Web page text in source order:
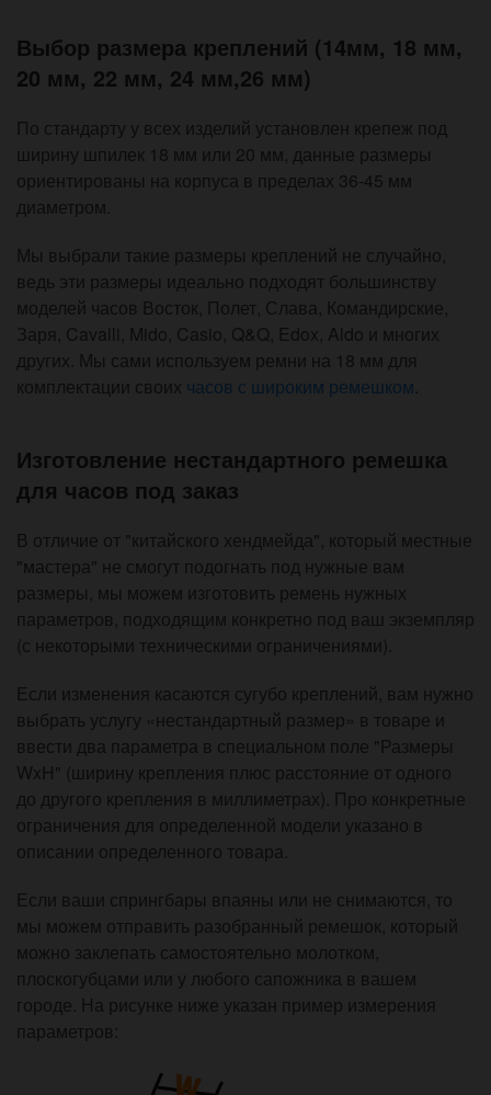
Выбор размера креплений (14мм, 18 мм,
20 мм, 22 мм, 24 мм,26 мм)
По стандарту у всех изделий установлен крепеж под
ширину шпилек 18 мм или 20 мм, данные размеры
ориентированы на корпуса в пределах 36-45 мм
диаметром.
Мы выбрали такие размеры креплений не случайно,
ведь эти размеры идеально подходят большинству
моделей часов Восток, Полет, Слава, Командирские,
Заря, Cavalli, Mido, Casio, Q&Q, Edox, Aldo и многих
других. Мы сами используем ремни на 18 мм для
комплектации своих часов с широким ремешком
Изготовление нестандартного ремешка
для часов под заказ
В отличие от "китайского хендмейда", который местные
"мастера" не смогут подогнать под нужные вам
размеры, мы можем изготовить ремень нужных
параметров, подходящим конкретно под ваш экземпляр
(с некоторыми техническими ограничениями).
Если изменения касаются сугубо креплений, вам нужно
выбрать услугу «нестандартный размер» в товаре и
ввести два параметра в специальном поле "Размеры
WxH" (ширину крепления плюс расстояние от одного
до другого крепления в миллиметрах). Про конкретные
ограничения для определенной модели указано в
описании определенного товара.
Если ваши спрингбары впаяны или не снимаются, то
мы можем отправить разобранный ремешок, который
можно заклепать самостоятельно молотком,
плоскогубцами или у любого сапожника в вашем
городе. На рисунке ниже указан пример измерения
параметров: